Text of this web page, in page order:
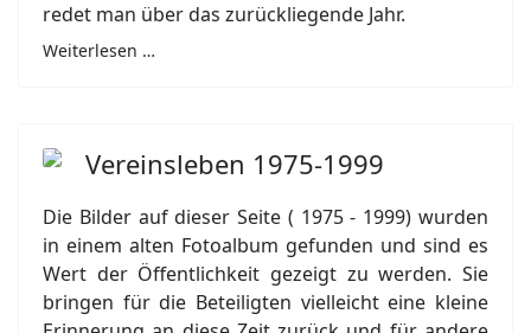
redet man über das zurückliegende Jahr.
Weiterlesen …
Vereinsleben 1975-1999
Die Bilder auf dieser Seite ( 1975 - 1999) wurden
in einem alten Fotoalbum gefunden und sind es
Wert der Öffentlichkeit gezeigt zu werden. Sie
bringen für die Beteiligten vielleicht eine kleine